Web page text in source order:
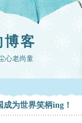
博客
心老尚童
为世界笑柄ing！